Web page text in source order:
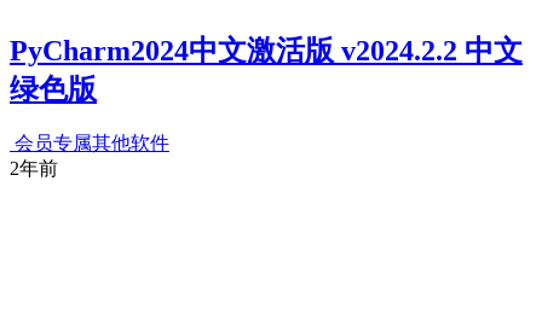
PyCharm2024中文激活版 v2024.2.2 中文
绿色版
会员专属其他软件
2年前